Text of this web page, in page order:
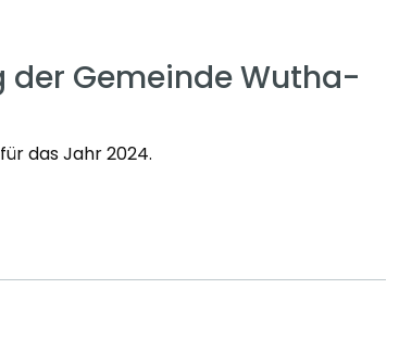
Gemeinde Wutha-
das Jahr 2024.